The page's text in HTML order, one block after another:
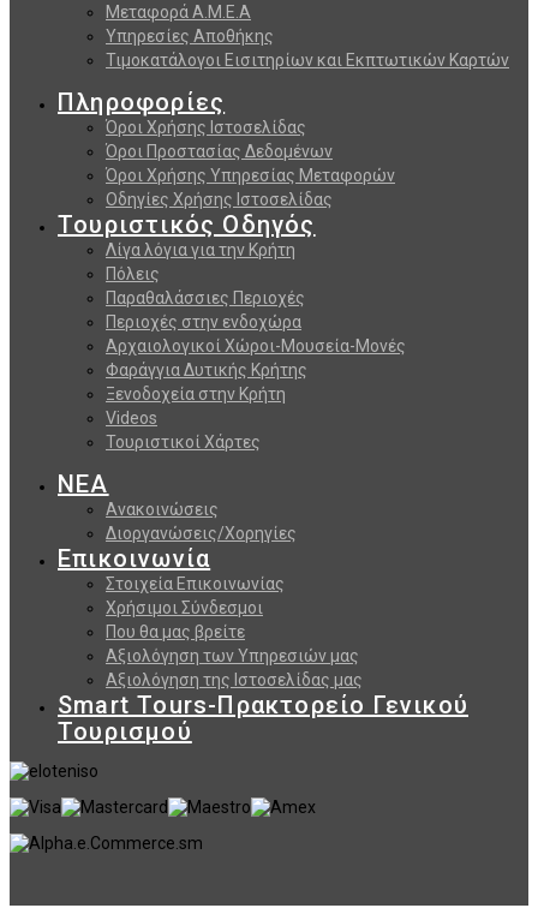
Μεταφορά Α.Μ.Ε.Α
Υπηρεσίες Αποθήκης
Τιμοκατάλογοι Εισιτηρίων και Εκπτωτικών Καρτών
Πληροφορίες
Όροι Χρήσης Ιστοσελίδας
Όροι Προστασίας Δεδομένων
Όροι Χρήσης Υπηρεσίας Μεταφορών
Οδηγίες Χρήσης Ιστοσελίδας
Τουριστικός Οδηγός
Λίγα λόγια για την Κρήτη
Πόλεις
Παραθαλάσσιες Περιοχές
Περιοχές στην ενδοχώρα
Αρχαιολογικοί Χώροι-Μουσεία-Μονές
Φαράγγια Δυτικής Κρήτης
Ξενοδοχεία στην Κρήτη
Videos
Τουριστικοί Χάρτες
ΝΕΑ
Ανακοινώσεις
Διοργανώσεις/Χορηγίες
Επικοινωνία
Στοιχεία Επικοινωνίας
Χρήσιμοι Σύνδεσμοι
Που θα μας βρείτε
Αξιολόγηση των Υπηρεσιών μας
Αξιολόγηση της Ιστοσελίδας μας
Smart Tours-Πρακτορείο Γενικού
Τουρισμού